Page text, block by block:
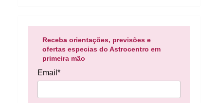
Receba orientações, previsões e
ofertas especias do Astrocentro em
primeira mão
Email*